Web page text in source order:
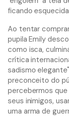
ficando
Ao tentar
pupila Emily
como isca,
crítica
sadismo
preconceito do
percebermos que
seus inimigos,
uma arma de